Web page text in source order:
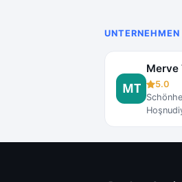
Merve
5.0